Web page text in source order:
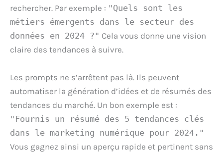
rechercher. Par exemple : "Quels sont les
métiers émergents dans le secteur des
données en 2024 ?" Cela vous donne une vision
claire des tendances à suivre.
Les prompts ne s’arrêtent pas là. Ils peuvent
automatiser la génération d’idées et de résumés des
tendances du marché. Un bon exemple est :
"Fournis un résumé des 5 tendances clés
dans le marketing numérique pour 2024."
Vous gagnez ainsi un aperçu rapide et pertinent sans